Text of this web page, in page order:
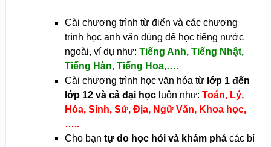
Cài chương trình từ điển và các chương
trình học anh văn dùng để học tiếng nước
ngoài, ví dụ như: Tiếng Anh, Tiếng Nhật,
Tiếng Hàn, Tiếng Hoa,….
Cài chương trình học văn hóa từ lớp 1 đến
lớp 12 và cả đại họcluôn như: Toán, Lý,
Hóa, Sinh, Sử, Địa, Ngữ Văn, Khoa học,
…..
Cho bạn tự do học hỏi và khám phácác bí